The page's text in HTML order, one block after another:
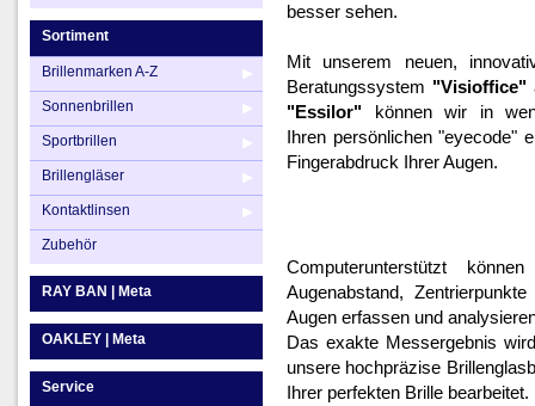
Zubehör
Sortiment
Brillenmarken A-Z
Sonnenbrillen
Sportbrillen
Brillengläser
Kontaktlinsen
Zubehör
RAY BAN | Meta
OAKLEY | Meta
Service
besser sehen.
Mit unserem neuen,
Beratungssystem "Visioffice"
"Essilor" können wir in
Ihren persönlichen "eyecode"
Fingerabdruck Ihrer Augen.
Computerunterstützt
Augenabstand,
Augen erfassen und
Das exakte Messergebnis
unsere hochpräzise
Ihrer perfekten Brille bearbeitet.